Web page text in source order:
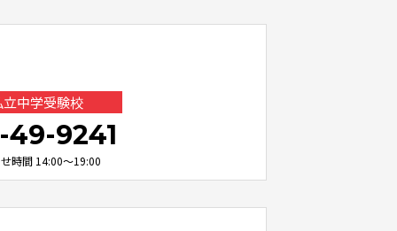
立中学受験校
9241
時間 14:00～19:00